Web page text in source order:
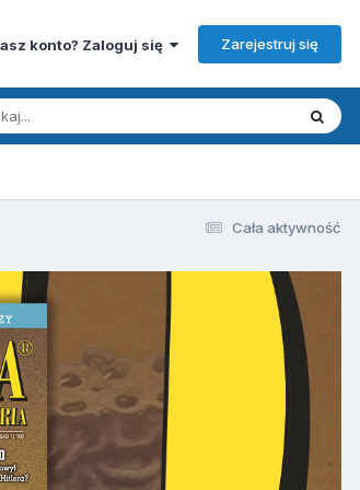
konto? Zaloguj się Zarejestruj się
Cała aktywność